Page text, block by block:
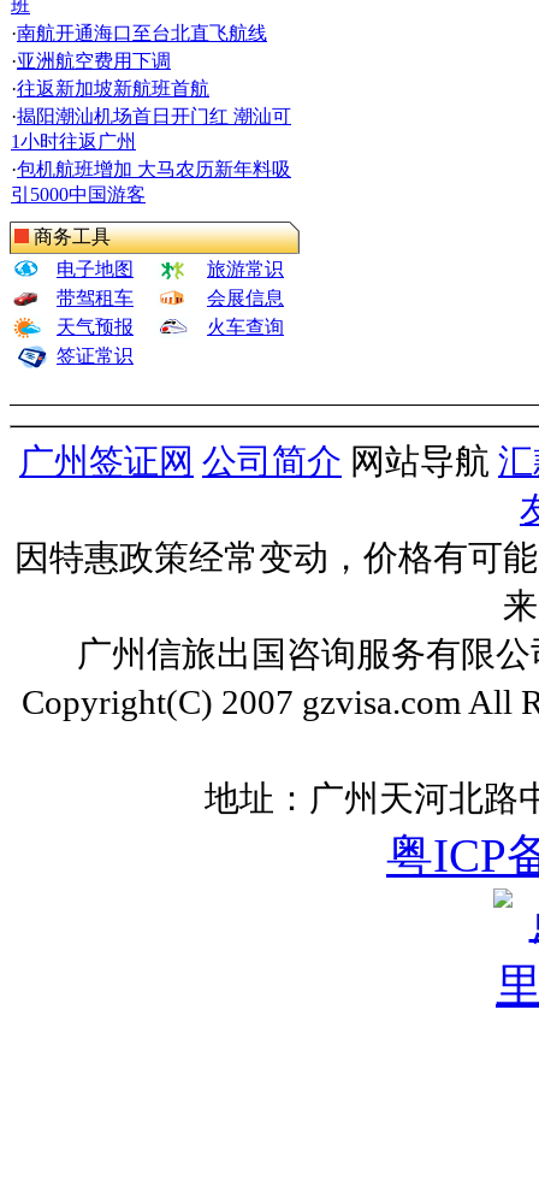
班
·南航开通海口至台北直飞航线
·亚洲航空费用下调
·往返新加坡新航班首航
·揭阳潮汕机场首日开门红 潮汕可
1小时往返广州
·包机航班增加 大马农历新年料吸
引5000中国游客
商务工具
电子地图
旅游常识
带驾租车
会展信息
天气预报
火车查询
签证常识
广州签证网 公司简介 网站导航
因特惠政策经常变动，价格有可
广州信旅出国咨询服务有限
Copyright(C) 2007 gzvisa.com All
地址：广州天河北路
粤ICP